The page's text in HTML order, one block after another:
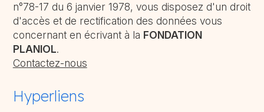
n°78-17 du 6 janvier 1978, vous disposez d'un droit
d'accès et de rectification des données vous
concernant en écrivant à la FONDATION
PLANIOL.
Contactez-nous
Hyperliens